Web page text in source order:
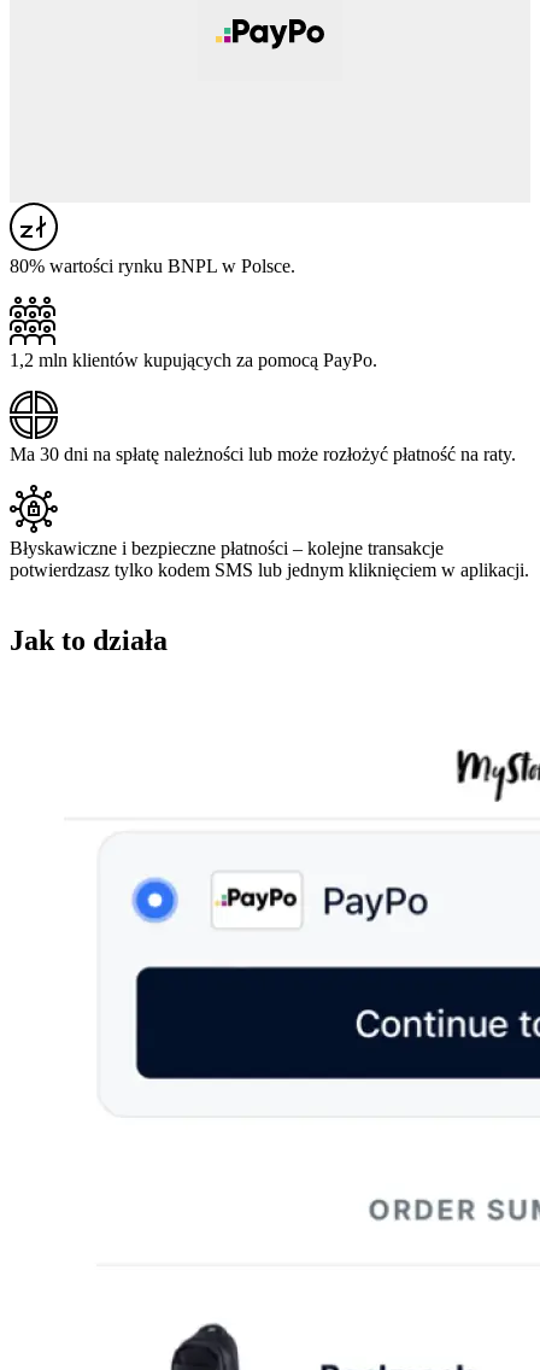
80% wartości rynku BNPL w Polsce.
1,2 mln klientów kupujących za pomocą PayPo.
Ma 30 dni na spłatę należności lub może rozłożyć płatność na raty.
Błyskawiczne i bezpieczne płatności – kolejne transakcje
potwierdzasz tylko kodem SMS lub jednym kliknięciem w aplikacji.
Jak to działa